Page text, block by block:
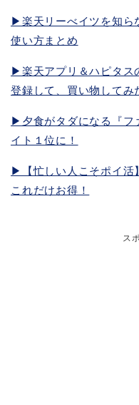
▶︎楽天リーべイツを知ら
使い方まとめ
▶︎楽天アプリ＆ハピタス
登録して、買い物してみ
▶︎夕食がタダになる『フ
イト１位に！
▶︎【忙しい人こそポイ活
これだけお得！
ス